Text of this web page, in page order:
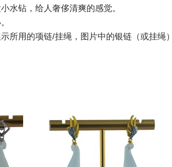
水钻，给人奢侈清爽的感觉。
所用的项链/挂绳，图片中的银链（或挂绳